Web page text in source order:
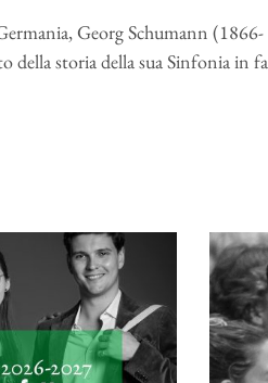
Georg Schumann
della storia della sua Sinfonia in